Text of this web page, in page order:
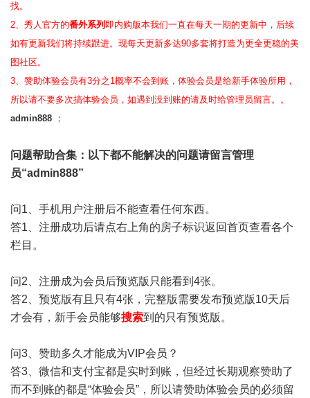
找。
2、 秀人官方的番外系列 即内购版本我们一直在每天一期的更新中，后续
如有更新我们将持续跟进。现每天更新多达90多套将打造为更全更稳的美
图社区。
3、赞助体验会员有3分之1概率不会到账，体验会员是给新手体验所用，
所以请不要多次搞体验会员，如遇到没到账的请及时给管理员留言。。
admin888 ；
问题帮助合集 ：以下都不能解决的问题请留言管理
员“admin888”
问1、手机用户注册后不能查看任何东西。
答1、注册成功后请点右上角的房子标识返回首页查看各个
栏目。
问2、注册成为会员后预览版只能看到4张。
答2、预览版有且只有4张，完整版需要发布预览版10天后
才会有，新手会员能够搜索到的只有预览版。
问3、赞助多久才能成为VIP会员？
答3、微信和支付宝都是实时到账，但经过长期观察赞助了
而不到账的都是“体验会员”，所以请赞助体验会员的必须留